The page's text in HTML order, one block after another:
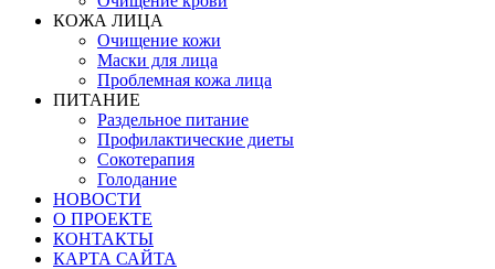
КОЖА ЛИЦА
Очищение кожи
Маски для лица
Проблемная кожа лица
ПИТАНИЕ
Раздельное питание
Профилактические диеты
Сокотерапия
Голодание
НОВОСТИ
О ПРОЕКТЕ
КОНТАКТЫ
КАРТА САЙТА